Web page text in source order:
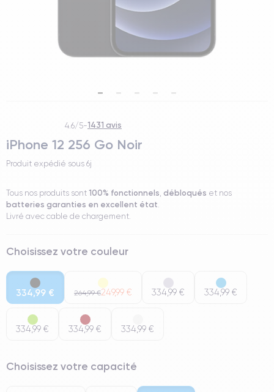
4.6/5-1431 avis
iPhone 12 256 Go Noir
Produit expédié sous 6j
Tous nos produits sont 100% fonctionnels, débloqués et nos
batteries garanties en excellent état.
Livré avec cable de chargement.
Choisissez votre couleur
334,99 € 264,99 €249,99 € 334,99 € 334,99 €
334,99 € 334,99 € 334,99 €
Choisissez votre capacité